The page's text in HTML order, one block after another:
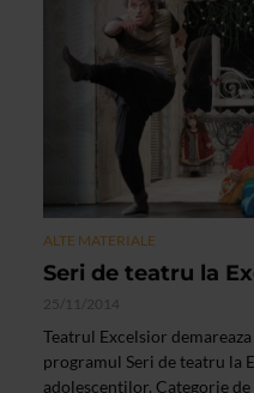
ALTE MATERIALE
Seri de teatru la
25/11/2014
Teatrul Excelsior
programul Seri de teatru la
adolescentilor. Categorie